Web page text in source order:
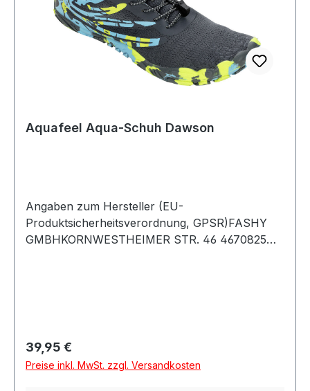
Aquafeel Aqua-Schuh Dawson
Angaben zum Hersteller (EU-
Produktsicherheitsverordnung, GPSR)FASHY
GMBHKORNWESTHEIMER STR. 46 4670825
Regulärer Preis:
39,95 €
Preise inkl. MwSt. zzgl. Versandkosten